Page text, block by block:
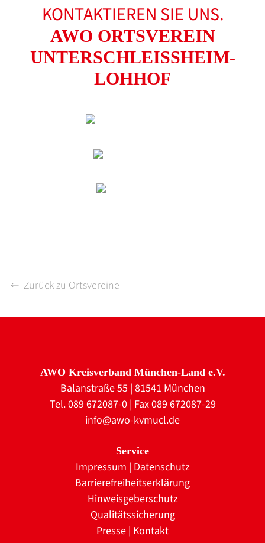
KONTAKTIEREN SIE UNS.
AWO ORTSVEREIN
UNTERSCHLEISSHEIM-L
OHHOF
Zurück zu Ortsvereine
AWO Kreisverband München-Land e.V.
Balanstraße 55 | 81541 München
Tel. 089 672087-0 | Fax 089 672087-29
info@awo-kvmucl.de
Service
Impressum | Datenschutz
Barrierefreiheitserklärung
Hinweisgeberschutz
Qualitätssicherung
Presse | Kontakt